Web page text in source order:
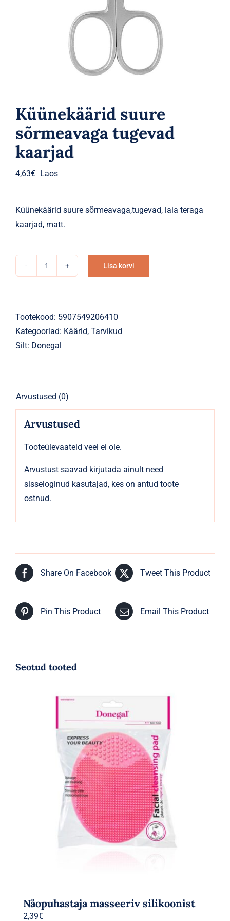
Küünekäärid suure
sõrmeavaga tugevad
kaarjad
4,63€ Laos
Küünekäärid suure sõrmeavaga,tugevad, laia teraga
kaarjad, matt.
tugevad
kaarjad
kogus
Lisa korvi
Alternative:
Tootekood: 5907549206410
Kategooriad: Käärid, Tarvikud
Silt: Donegal
Arvustused (0)
Arvustused
Tooteülevaateid veel ei ole.
Arvustust saavad kirjutada ainult need
sisseloginud kasutajad, kes on antud toote
ostnud.
Share On Facebook Tweet This Product
Pin This Product Email This Product
Seotud tooted
Näopuhastaja masseeriv silikoonist
2,39€